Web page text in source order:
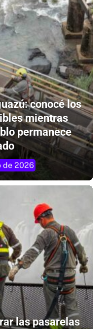
conocé los
mientras
permanece
de 2026
las pasarelas